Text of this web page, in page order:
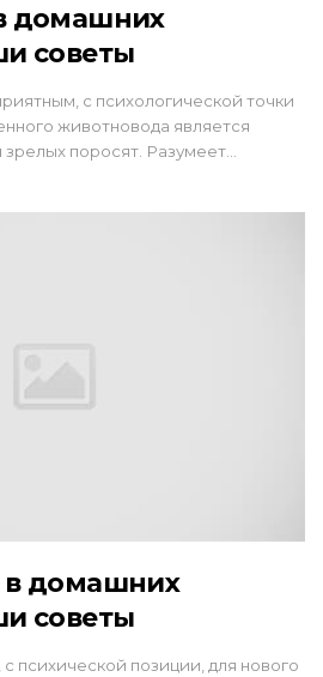
домашних
советы
с психологической точки
животновода является
поросят. Разумеет…
в домашних
советы
психической позиции, для нового